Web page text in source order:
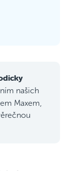
našich
Maxem,